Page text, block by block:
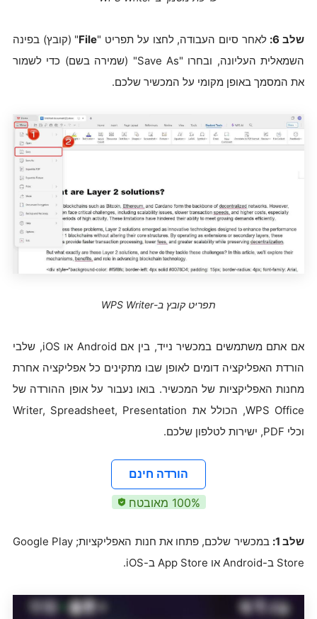
שלב 6: לאחר סיום העבודה, לחצו על תפריט "File" (קובץ) בפינה
השמאלית העליונה, ובחרו "Save As" (שמירה בשם) כדי לשמור
את המסמך באופן מקומי על המכשיר שלכם.
תפריט קובץ ב-WPS Writer
אם אתם משתמשים במכשיר נייד, בין אם Android או iOS, שלבי
הורדת האפליקציה דומים לאופן שבו מתקינים כל אפליקציה אחרת
מחנות האפליקציות של המכשיר. בואו נעבור על אופן ההורדה של
WPS Office, הכולל את Writer, Spreadsheet, Presentation
וכלי PDF, ישירות לטלפון שלכם.
הורדה חינם
‎100% מאובטח
שלב 1:
במכשיר שלכם, פתחו את חנות האפליקציות; Google Play
Store ב-Android או App Store ב-iOS.